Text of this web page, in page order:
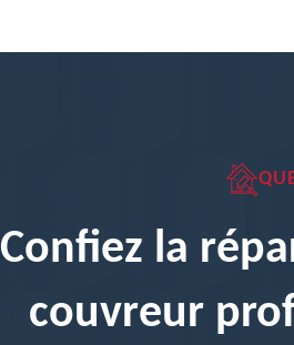
Confiez la
couvreur